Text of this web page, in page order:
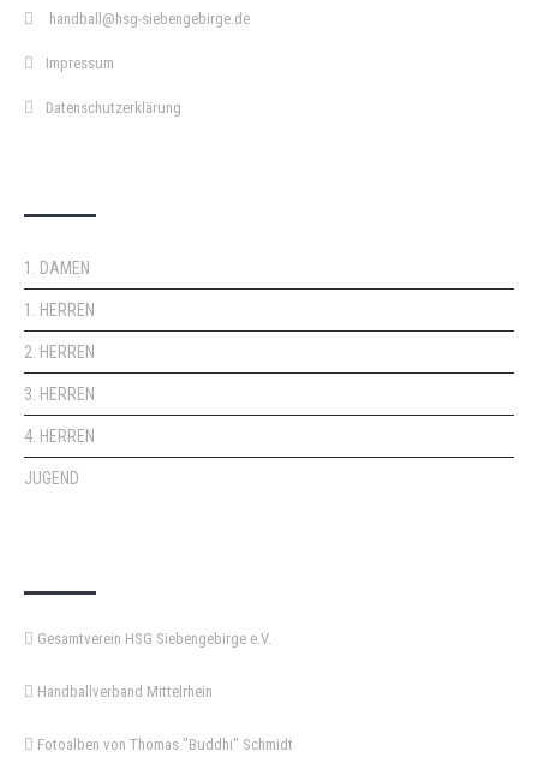
handball@hsg-siebengebirge.de
Impressum
Datenschutzerklärung
1. DAMEN
1. HERREN
2. HERREN
3. HERREN
4. HERREN
JUGEND
Gesamtverein HSG Siebengebirge e.V.
Handballverband Mittelrhein
Fotoalben von Thomas "Buddhi" Schmidt